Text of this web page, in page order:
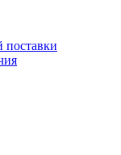
поставки